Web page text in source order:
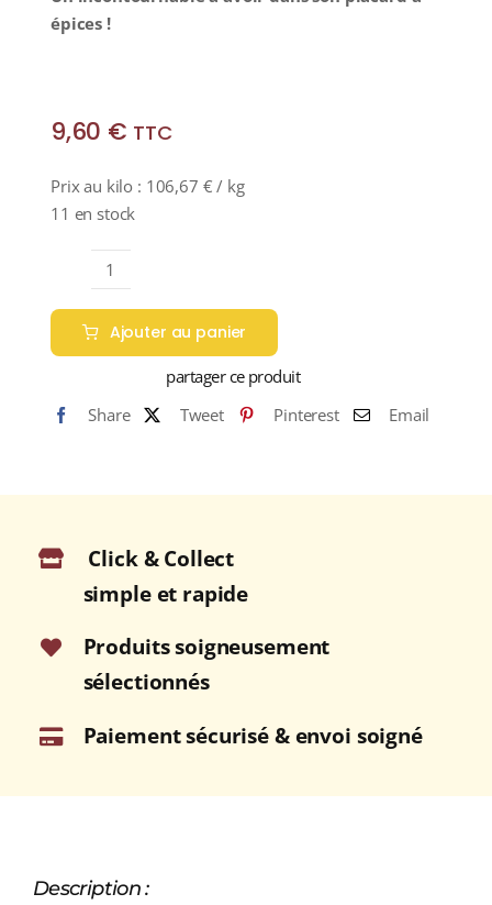
épices !
9,60 € TTC
Prix au kilo : 106,67 € / kg
11 en stock
quantité
de
FLEUR
DE
À
OURS
Boite
90g
Ajouter au panier
partager ce produit
Share
Tweet Pinterest Email
Click & Collect
simple et rapide
Produits soigneusement
sélectionnés
Paiement sécurisé & envoi soigné
Description :